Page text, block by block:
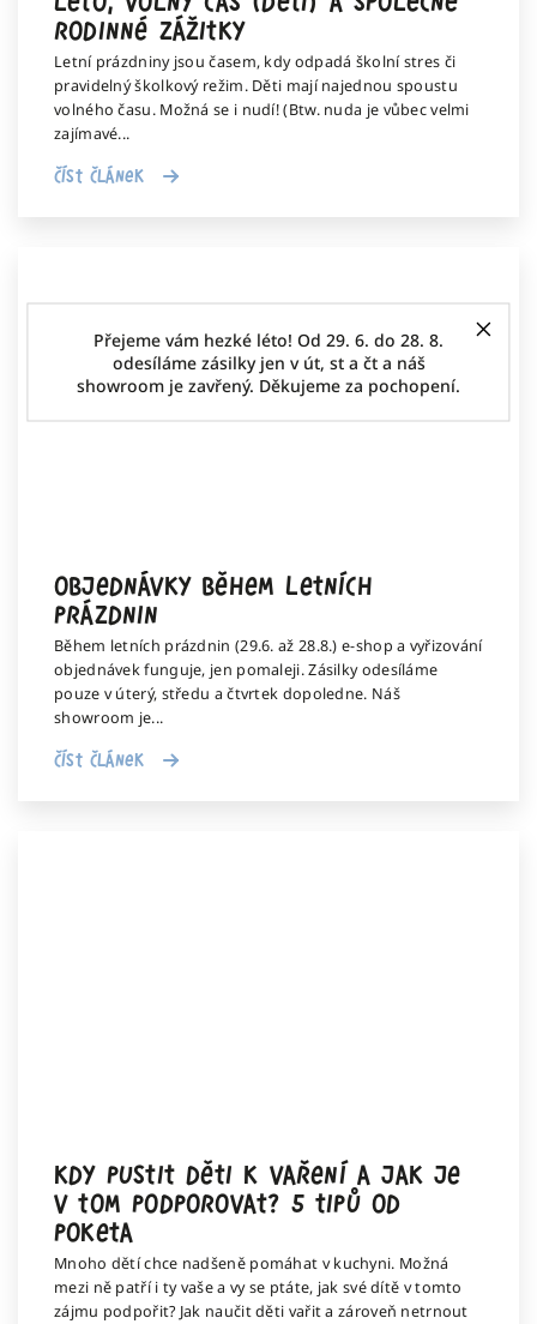
Přejeme vám hezké léto! Od 29. 6. do 28. 8.
odesíláme zásilky jen v út, st a čt a náš
showroom je zavřený. Děkujeme za pochopení.
rodinné zážitky
Letní prázdniny jsou časem, kdy odpadá školní stres či
pravidelný školkový režim. Děti mají najednou spoustu
volného času. Možná se i nudí! (Btw. nuda je vůbec velmi
zajímavé...
Číst článek
Objednávky během letních
prázdnin
Během letních prázdnin (29.6. až 28.8.) e-shop a vyřizování
objednávek funguje, jen pomaleji. Zásilky odesíláme
pouze v úterý, středu a čtvrtek dopoledne. Náš
showroom je...
Číst článek
Kdy pustit děti k vaření a jak je
v tom podporovat? 5 tipů od
Poketa
Mnoho dětí chce nadšeně pomáhat v kuchyni. Možná
mezi ně patří i ty vaše a vy se ptáte, jak své dítě v tomto
zájmu podpořit? Jak naučit děti vařit a zároveň netrnout